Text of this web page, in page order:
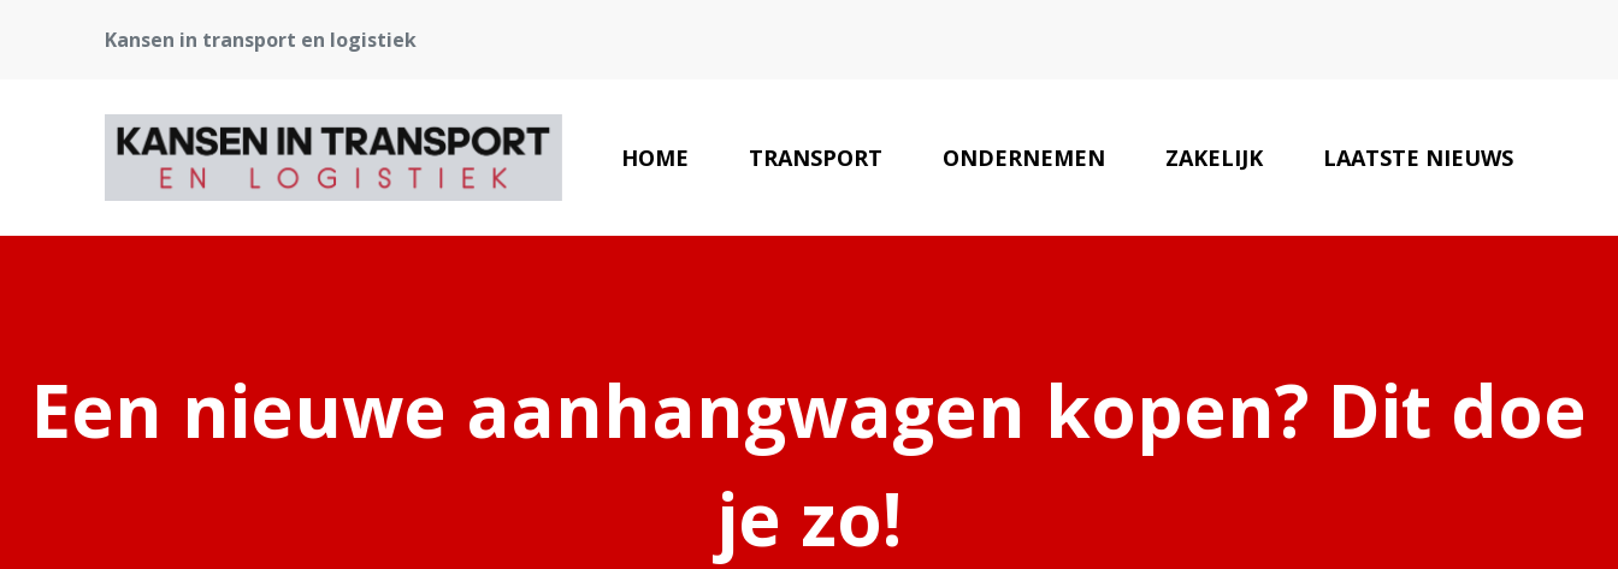
Kansen in transport en logistiek
HOME TRANSPORT ONDERNEMEN ZAKELIJK LAATSTE NIEUWS
Een nieuwe aanhangwagen kopen? Dit doe
je zo!